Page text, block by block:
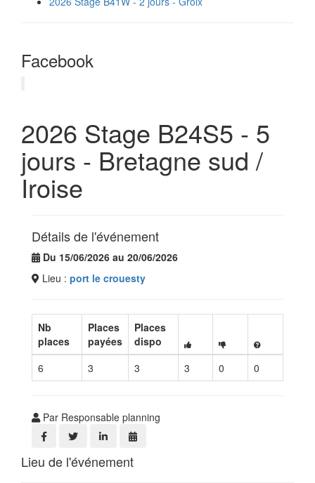
Facebook
2026 Stage B24S5 - 5
jours - Bretagne sud /
Iroise
Détails de l'événement
Du 15/06/2026 au 20/06/2026
Lieu : port le crouesty
Nb
places
Places
payées
Places
dispo
6
3 3 3 0 0
Par Responsable planning
Lieu de l'événement